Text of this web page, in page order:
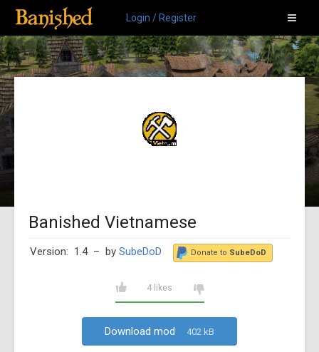
Login / Register
Banished Vietnamese
Version: 1.4– by SubeDoD Donate to SubeDoD
4 likes
Download mod 402 kB